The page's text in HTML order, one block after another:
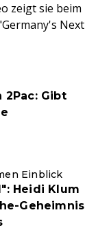
zeigt sie beim
Next
2Pac: Gibt
Einblick
Heidi Klum
Geheimnis